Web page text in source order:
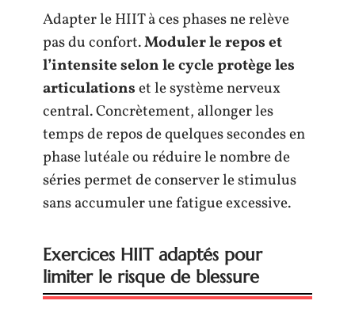
Adapter le HIIT à ces phases ne relève
pas du confort.Moduler le repos et
l’intensite selon le cycle protège les
articulationset le système nerveux
central. Concrètement, allonger les
temps de repos de quelques secondes en
phase lutéale ou réduire le nombre de
séries permet de conserver le stimulus
sans accumuler une fatigue excessive.
Exercices HIIT adaptés pour
limiter le risque de blessure